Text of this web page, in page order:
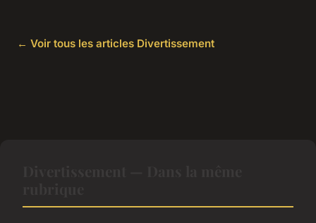
← Voir tous les articles Divertissement